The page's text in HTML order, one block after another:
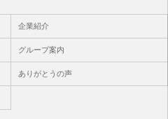
企業紹介
グループ案内
ありがとうの声